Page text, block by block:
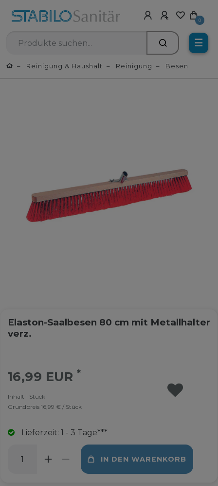
0
☰
Reinigung & Haushalt Reinigung Besen
Elaston-Saalbesen 80 cm mit Metallhalter
verz.
16,99 EUR *
Inhalt 1 Stück
Grundpreis 16,99 € / Stück
Lieferzeit: 1 - 3 Tage***
IN DEN WARENKORB